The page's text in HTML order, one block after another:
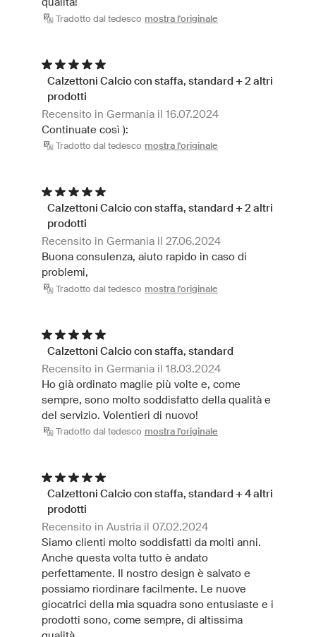
Tradotto dal tedesco mostra l'originale
Calzettoni Calcio con staffa, standard + 2 altri
prodotti
Recensito in Germania il 16.07.2024
Continuate così ):
Tradotto dal tedesco mostra l'originale
Calzettoni Calcio con staffa, standard + 2 altri
prodotti
Recensito in Germania il 27.06.2024
Buona consulenza, aiuto rapido in caso di
problemi,
Tradotto dal tedesco mostra l'originale
Calzettoni Calcio con staffa, standard
Recensito in Germania il 18.03.2024
Ho già ordinato maglie più volte e, come
sempre, sono molto soddisfatto della qualità e
del servizio. Volentieri di nuovo!
Tradotto dal tedesco mostra l'originale
Calzettoni Calcio con staffa, standard + 4 altri
prodotti
Recensito in Austria il 07.02.2024
Siamo clienti molto soddisfatti da molti anni.
Anche questa volta tutto è andato
perfettamente. Il nostro design è salvato e
possiamo riordinare facilmente. Le nuove
giocatrici della mia squadra sono entusiaste e i
prodotti sono, come sempre, di altissima